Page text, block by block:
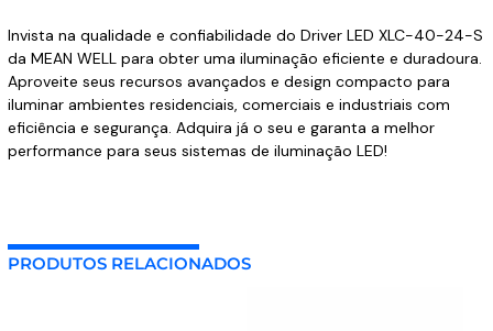
Invista na qualidade e confiabilidade do Driver LED XLC-40-24-S
da MEAN WELL para obter uma iluminação eficiente e duradoura.
Aproveite seus recursos avançados e design compacto para
iluminar ambientes residenciais, comerciais e industriais com
eficiência e segurança. Adquira já o seu e garanta a melhor
performance para seus sistemas de iluminação LED!
PRODUTOS RELACIONADOS